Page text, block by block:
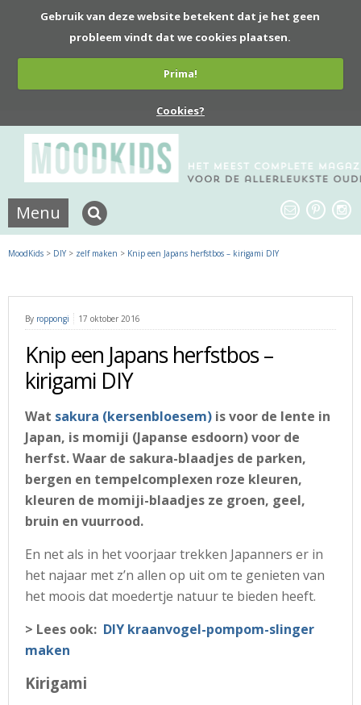
Gebruik van deze website betekent dat je het geen
probleem vindt dat we cookies plaatsen.
Prima!
Cookies?
Menu
MoodKids > DIY > zelf maken > Knip een Japans herfstbos – kirigami DIY
By roppongi 17 oktober 2016
Knip een Japans herfstbos –
kirigami DIY
Wat sakura (kersenbloesem) is voor de lente in
Japan, is momiji (Japanse esdoorn) voor de
herfst. Waar de sakura-blaadjes de parken,
bergen en tempelcomplexen roze kleuren,
kleuren de momiji-blaadjes ze groen, geel,
bruin en vuurrood.
En net als in het voorjaar trekken Japanners er in
het najaar met z’n allen op uit om te genieten van
het moois dat moedertje natuur te bieden heeft.
> Lees ook: DIY kraanvogel-pompom-slinger
maken
Kirigami